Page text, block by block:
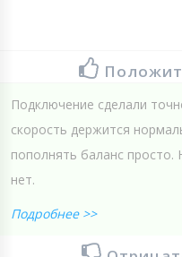
Подключение сделали
скорость держится
пополнять баланс просто.
нет.
Подробнее >>